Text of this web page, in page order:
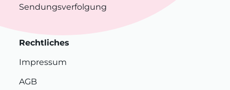
Sendungsverfolgung
Rechtliches
Impressum
AGB